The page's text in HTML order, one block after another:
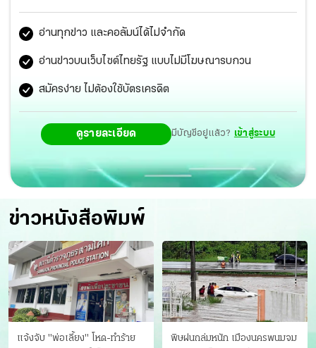
อ่านทุกข่าว และคอลัมน์ได้ไม่จำกัด
อ่านข่าวบนเว็บไซต์ไทยรัฐ แบบไม่มีโฆษณารบกวน
สมัครง่าย ไม่ต้องใช้บัตรเครดิต
ดูรายละเอียด มีบัญชีอยู่แล้ว? เข้าสู่ระบบ
ข่าวหนังสือพิมพ์
แจ้งจับ "พ่อเลี้ยง" โหด-ทําร้าย
พิษฝนถล่มหนัก เมืองนครพนมจม